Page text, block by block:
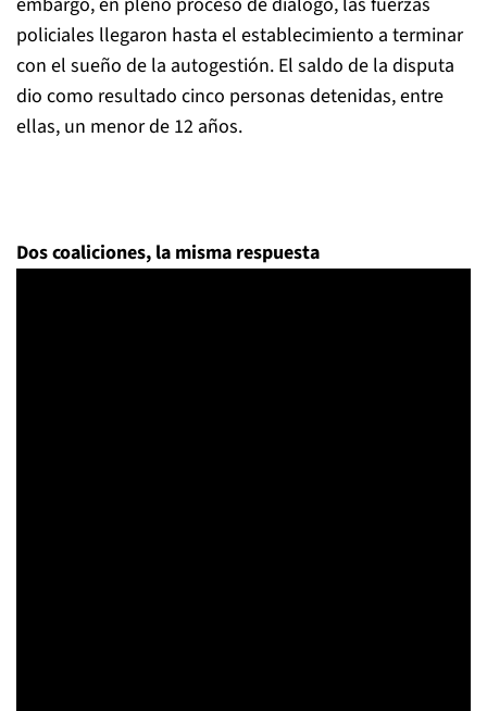
policiales llegaron hasta el establecimiento a terminar
con el sueño de la autogestión. El saldo de la disputa
dio como resultado cinco personas detenidas, entre
ellas, un menor de 12 años.
Dos coaliciones, la misma respuesta